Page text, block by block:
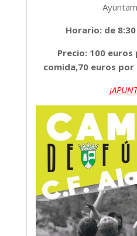
Horario: de
Precio: 100
comida,70 euros por